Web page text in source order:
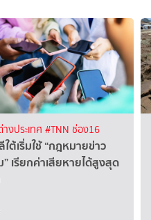
งประเทศ #TNN ช่อง16
ใต้เริ่มใช้ “กฎหมายข่าว
เรียกค่าเสียหายได้สูงสุด